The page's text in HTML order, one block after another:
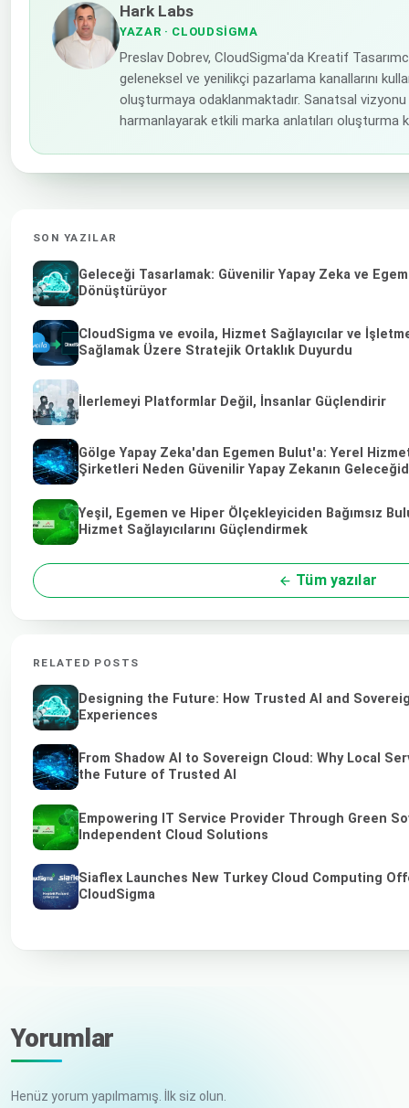
Hark Labs
YAZAR · CLOUDSIGMA
Preslav Dobrev, CloudSigma'da Kreatif
geleneksel ve yenilikçi pazarlama kanallarını
oluşturmaya odaklanmaktadır. Sanatsal
harmanlayarak etkili marka anlatıları oluşturma
SON YAZILAR
Geleceği Tasarlamak: Güvenilir Yapay Zeka ve
Dönüştürüyor
CloudSigma ve evoila, Hizmet Sağlayıcılar ve
Sağlamak Üzere Stratejik Ortaklık Duyurdu
İlerlemeyi Platformlar Değil, İnsanlar Güçlendirir
Gölge Yapay Zeka'dan Egemen Bulut'a: Yerel
Şirketleri Neden Güvenilir Yapay Zekanın
Yeşil, Egemen ve Hiper Ölçekleyiciden Bağımsız
Hizmet Sağlayıcılarını Güçlendirmek
Tüm yazılar
RELATED POSTS
Designing the Future: How Trusted AI and
Experiences
From Shadow AI to Sovereign Cloud: Why Local
the Future of Trusted AI
Empowering IT Service Provider Through Green
Independent Cloud Solutions
Siaflex Launches New Turkey Cloud Computing
CloudSigma
Yorumlar
Henüz yorum yapılmamış. İlk siz olun.